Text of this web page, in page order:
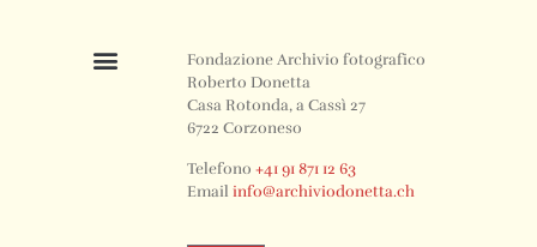
Fondazione Archivio fotografico
Roberto Donetta
Casa Rotonda, a Cassì 27
6722 Corzoneso
Telefono+41 91 871 12 63
Emailinfo@archiviodonetta.ch